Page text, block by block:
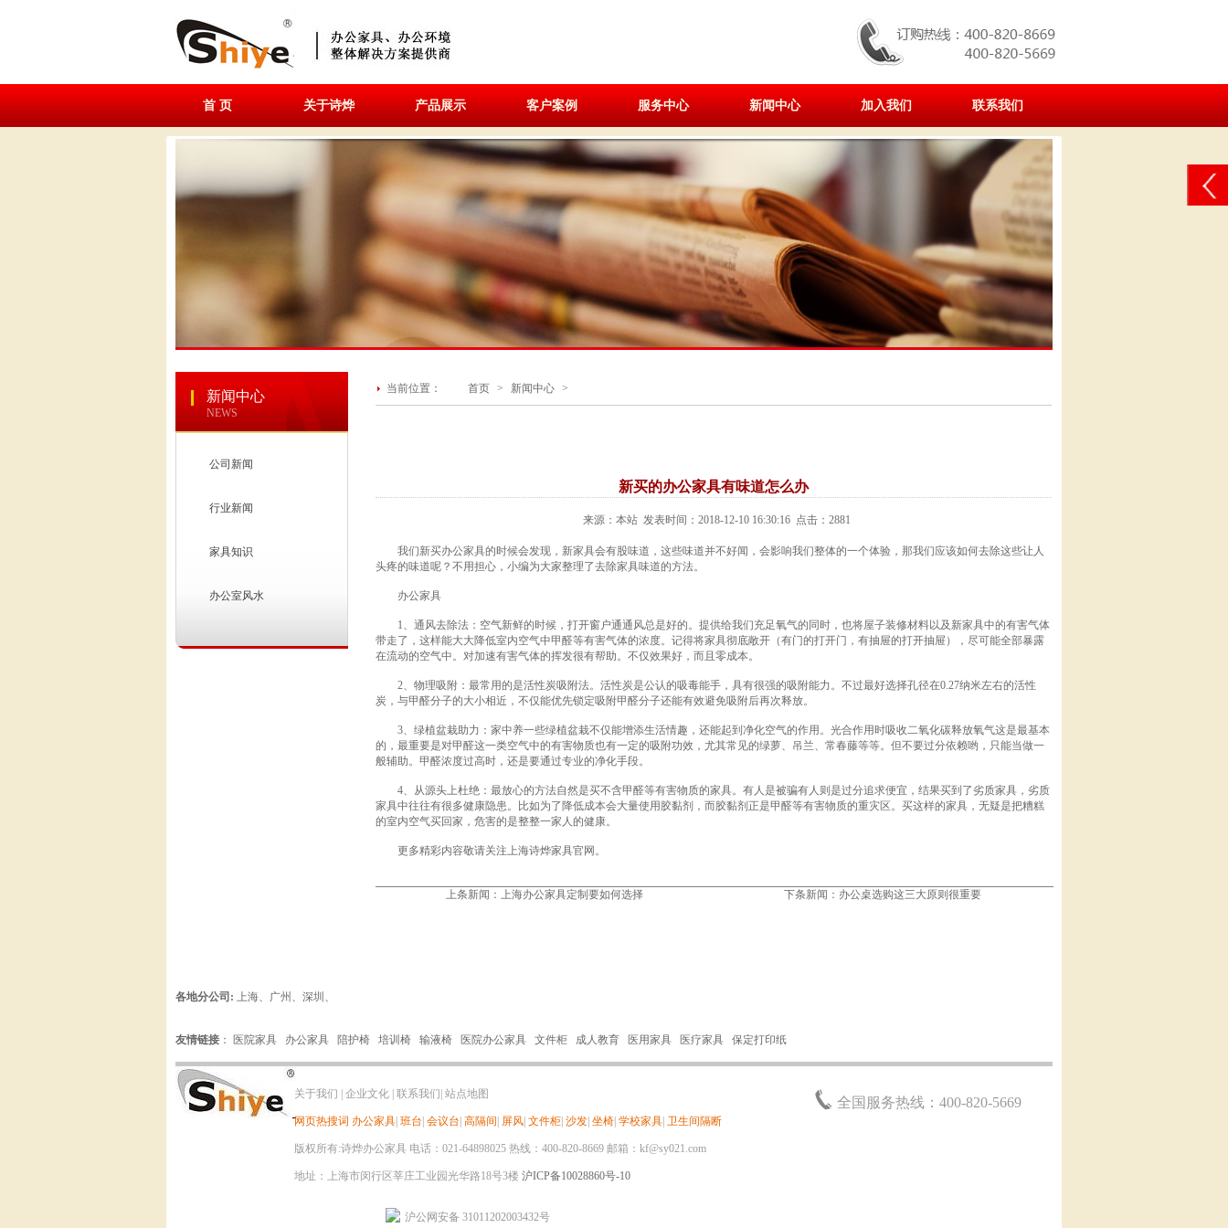
首 页 关于诗烨 产品展示 客户案例 服务中心 新闻中心 加入我们 联系我们
新闻中心
NEWS
公司新闻
行业新闻
家具知识
办公室风水
当前位置： 首页 > 新闻中心 >
新买的办公家具有味道怎么办
来源：本站 发表时间：2018-12-10 16:30:16 点击：2881
我们新买办公家具的时候会发现，新家具会有股味道，这些味道并不好闻，会影响我们整体的一个体验，那我们应该如何去除这些让人
头疼的味道呢？不用担心，小编为大家整理了去除家具味道的方法。
办公家具
1、通风去除法：空气新鲜的时候，打开窗户通通风总是好的。提供给我们充足氧气的同时，也将屋子装修材料以及新家具中的有害气体
带走了，这样能大大降低室内空气中甲醛等有害气体的浓度。记得将家具彻底敞开（有门的打开门，有抽屉的打开抽屉），尽可能全部暴露
在流动的空气中。对加速有害气体的挥发很有帮助。不仅效果好，而且零成本。
2、物理吸附：最常用的是活性炭吸附法。活性炭是公认的吸毒能手，具有很强的吸附能力。不过最好选择孔径在0.27纳米左右的活性
炭，与甲醛分子的大小相近，不仅能优先锁定吸附甲醛分子还能有效避免吸附后再次释放。
3、绿植盆栽助力：家中养一些绿植盆栽不仅能增添生活情趣，还能起到净化空气的作用。光合作用时吸收二氧化碳释放氧气这是最基本
的，最重要是对甲醛这一类空气中的有害物质也有一定的吸附功效，尤其常见的绿萝、吊兰、常春藤等等。但不要过分依赖哟，只能当做一
般辅助。甲醛浓度过高时，还是要通过专业的净化手段。
4、从源头上杜绝：最放心的方法自然是买不含甲醛等有害物质的家具。有人是被骗有人则是过分追求便宜，结果买到了劣质家具，劣质
家具中往往有很多健康隐患。比如为了降低成本会大量使用胶黏剂，而胶黏剂正是甲醛等有害物质的重灾区。买这样的家具，无疑是把糟糕
的室内空气买回家，危害的是整整一家人的健康。
更多精彩内容敬请关注上海诗烨家具官网。
上条新闻： 上海办公家具定制要如何选择 下条新闻： 办公桌选购这三大原则很重要
各地分公司: 上海、 广州 、 深圳 、
友情链接 ： 医院家具 办公家具 陪护椅 培训椅 输液椅 医院办公家具 文件柜 成人教育 医用家具 医疗家具 保定打印纸
关于我们 企业文化 联系我们 站点地图
网页热搜词 办公家具 班台 会议台 高隔间 屏风 文件柜 沙发 坐椅 学校家具 卫生间隔断
版权所有:诗烨办公家具 电话：021-64898025 热线：400-820-8669 邮箱：kf@sy021.com
地址：上海市闵行区莘庄工业园光华路18号3楼 沪ICP备10028860号-10
沪公网安备 31011202003432号
全国服务热线：400-820-5669